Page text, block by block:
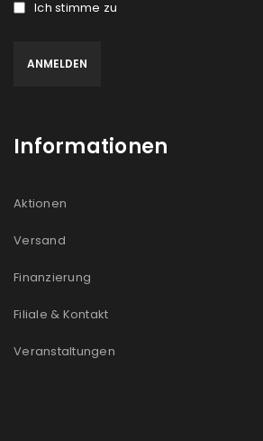
Ich stimme zu
Informationen
Aktionen
Versand
Finanzierung
Filiale & Kontakt
Veranstaltungen